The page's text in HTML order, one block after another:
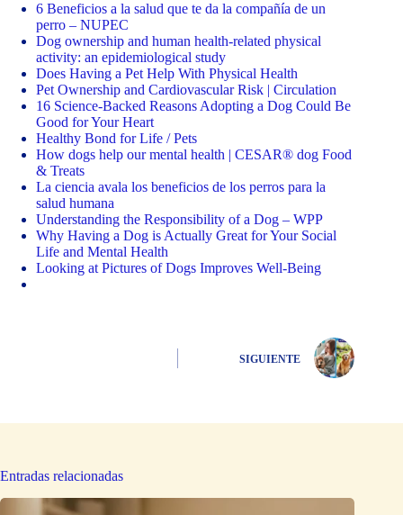
6 Beneficios a la salud que te da la compañía de un
perro – NUPEC
Dog ownership and human health-related physical
activity: an epidemiological study
Does Having a Pet Help With Physical Health
Pet Ownership and Cardiovascular Risk | Circulation
16 Science-Backed Reasons Adopting a Dog Could Be
Good for Your Heart
Healthy Bond for Life / Pets
How dogs help our mental health | CESAR® dog Food
& Treats
La ciencia avala los beneficios de los perros para la
salud humana
Understanding the Responsibility of a Dog – WPP
Why Having a Dog is Actually Great for Your Social
Life and Mental Health
Looking at Pictures of Dogs Improves Well-Being
SIGUIENTE
Entradas relacionadas